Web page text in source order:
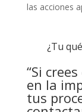
las acciones
¿Tu
“Si
en la
tus